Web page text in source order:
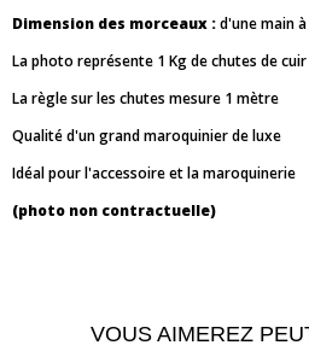
Dimension des morceaux :d'une main
La photo représente 1 Kg de chutes de
La règle sur les chutes mesure 1 mètre
Qualité d'un grand maroquinier de luxe
Idéal pour l'accessoire et la maroquinerie
(photo non contractuelle)
VOUS AIMEREZ